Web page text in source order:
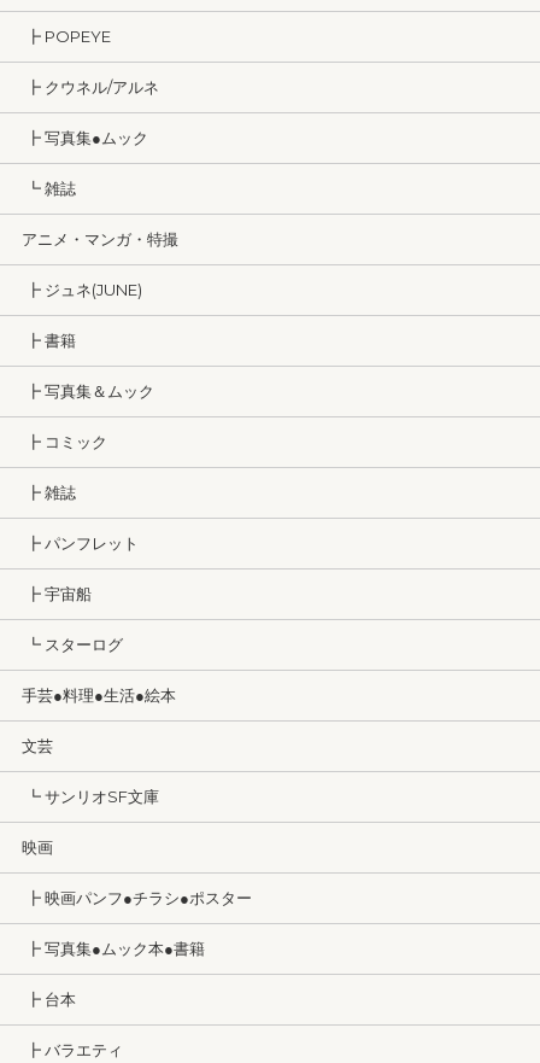
┣ POPEYE
┣ クウネル/アルネ
┣ 写真集●ムック
┗ 雑誌
アニメ・マンガ・特撮
┣ ジュネ(JUNE)
┣ 書籍
┣ 写真集＆ムック
┣ コミック
┣ 雑誌
┣ パンフレット
┣ 宇宙船
┗ スターログ
手芸●料理●生活●絵本
文芸
┗ サンリオSF文庫
映画
┣ 映画パンフ●チラシ●ポスター
┣ 写真集●ムック本●書籍
┣ 台本
┣ バラエティ